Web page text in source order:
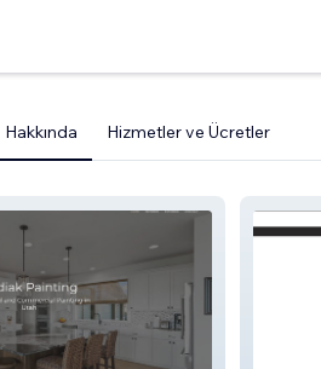
Hakkında Hizmetler ve Ücretler